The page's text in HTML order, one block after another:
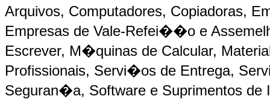
Arquivos, Computadores, Copiadoras,
Empresas de Vale-Refei��o e
Escrever, M�quinas de Calcular,
Profissionais, Servi�os de Entrega,
Seguran�a, Software e Suprimentos